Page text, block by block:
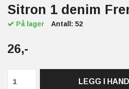
Sitron 1 denim
På lager Antall: 52
26,-
LEGG I